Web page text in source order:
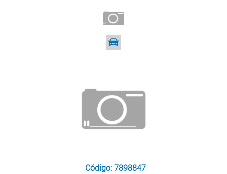
Código: 7898847